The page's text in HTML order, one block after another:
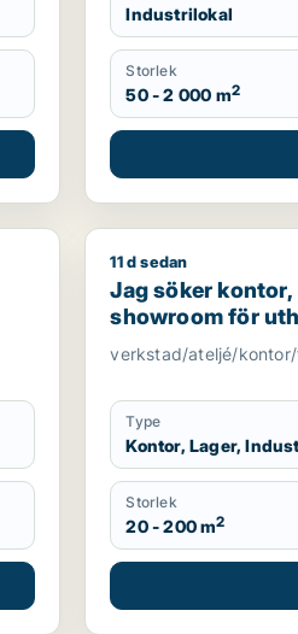
Industrilokal
Storlek
50 - 2 000 m2
Jag söker kontor,
11 d sedan
Jag söker
showroom för
verkstad/ateljé/
Type
Kontor, Lager,
Storlek
20 - 200 m2